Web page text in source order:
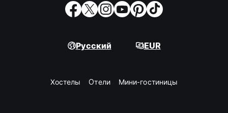
Русский EUR
Хостелы Oтели Мини-гостиницы